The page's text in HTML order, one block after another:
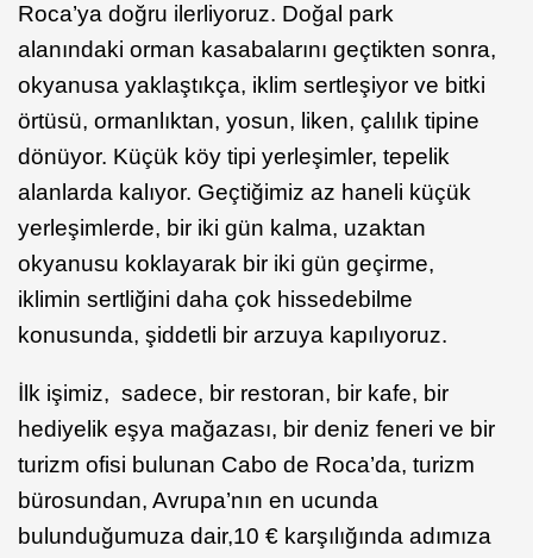
Roca’ya doğru ilerliyoruz. Doğal park
alanındaki orman kasabalarını geçtikten sonra,
okyanusa yaklaştıkça, iklim sertleşiyor ve bitki
örtüsü, ormanlıktan, yosun, liken, çalılık tipine
dönüyor. Küçük köy tipi yerleşimler, tepelik
alanlarda kalıyor. Geçtiğimiz az haneli küçük
yerleşimlerde, bir iki gün kalma, uzaktan
okyanusu koklayarak bir iki gün geçirme,
iklimin sertliğini daha çok hissedebilme
konusunda, şiddetli bir arzuya kapılıyoruz.
İlk işimiz, sadece, bir restoran, bir kafe, bir
hediyelik eşya mağazası, bir deniz feneri ve bir
turizm ofisi bulunan Cabo de Roca’da, turizm
bürosundan, Avrupa’nın en ucunda
bulunduğumuza dair,10 € karşılığında adımıza